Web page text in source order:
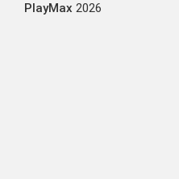
PlayMax 2026